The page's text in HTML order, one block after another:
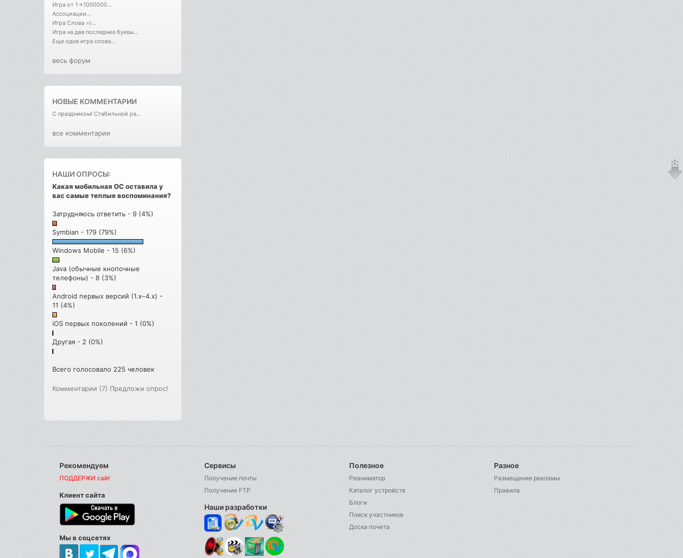
Игра от 1->1000000...
Ассоциации...
Игра Слова =)...
Игра на две последние буквы...
Еще одна игра слова...
весь форум
НОВЫЕ КОММЕНТАРИИ
С праздником! Стабильной ра...
все комментарии
НАШИ ОПРОСЫ:
Какая мобильная ОС оставила у
вас самые теплые воспоминания?
Затрудняюсь ответить - 9 (4%)
Symbian - 179 (79%)
Windows Mobile - 15 (6%)
Java (обычные кнопочные
телефоны) - 8 (3%)
Android первых версий (1.x–4.x) -
11 (4%)
iOS первых поколений - 1 (0%)
Другая - 2 (0%)
Всего голосовало 225 человек
Комментарии (7) Предложи опрос!
Рекомендуем
ПОДДЕРЖИ сайт
Клиент сайта
Мы в соцсетях
Сервисы
Получение почты
Получение FTP
Наши разработки
Полезное
Реаниматор
Каталог устройств
Блоги
Поиск участников
Доска почета
Разное
Размещение рекламы
Правила